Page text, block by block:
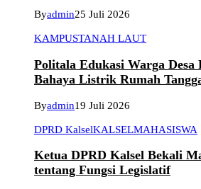
Byadmin25 Juli 2026
KAMPUSTANAH LAUT
Politala Edukasi Warga Desa
Bahaya Listrik Rumah
Byadmin19 Juli 2026
DPRD KalselKALSELMAHASISWA
Ketua DPRD Kalsel Bekali
tentang Fungsi Legislatif